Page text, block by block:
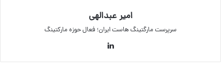
امیر عبدالهی
سرپرست مارگتینگ هاست ایران؛ فعال حوزه مارکتینگ